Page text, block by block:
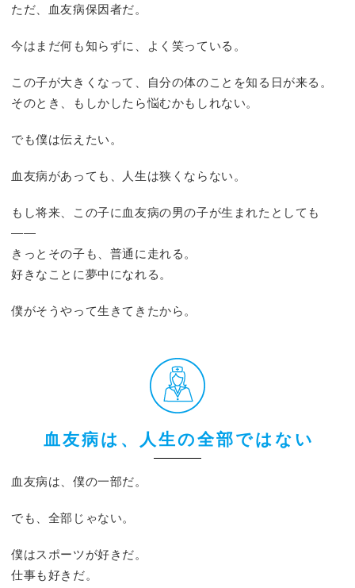
ただ、血友病保因者だ。
今はまだ何も知らずに、よく笑っている。
この子が大きくなって、自分の体のことを知る日が来る。
そのとき、もしかしたら悩むかもしれない。
でも僕は伝えたい。
血友病があっても、人生は狭くならない。
もし将来、この子に血友病の男の子が生まれたとしても
――
きっとその子も、普通に走れる。
好きなことに夢中になれる。
僕がそうやって生きてきたから。
血友病は、人生の全部ではない
血友病は、僕の一部だ。
でも、全部じゃない。
僕はスポーツが好きだ。
仕事も好きだ。